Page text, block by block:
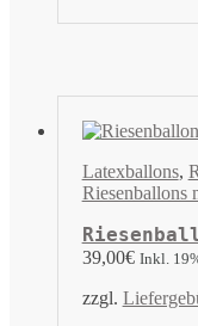
Latexballons,
Riesenballons
39,00€ Inkl.
zzgl.